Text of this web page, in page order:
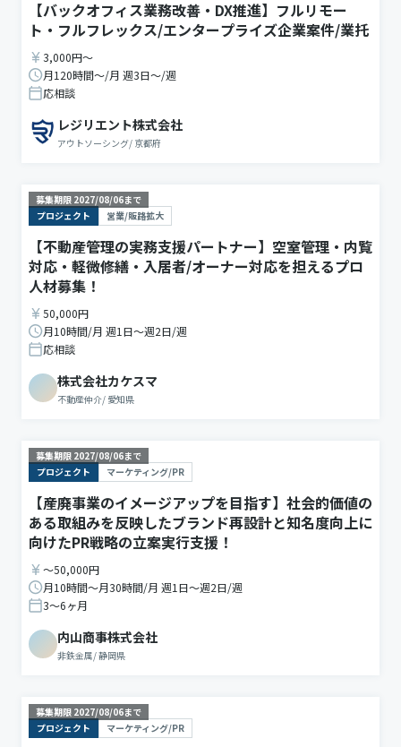
【バックオフィス業務改善・DX推進】フルリモー
ト・フルフレックス/エンタープライズ企業案件/業托
3,000円〜
月120時間〜/月 週3日〜/週
応相談
レジリエント株式会社
アウトソーシング/ 京都府
募集期限 2027/08/06まで
プロジェクト
営業/販路拡大
【不動産管理の実務支援パートナー】空室管理・内覧
対応・軽微修繕・入居者/オーナー対応を担えるプロ
人材募集！
50,000円
月10時間/月 週1日〜週2日/週
応相談
株式会社カケスマ
不動産仲介/ 愛知県
募集期限 2027/08/06まで
プロジェクト
マーケティング/PR
【産廃事業のイメージアップを目指す】社会的価値の
ある取組みを反映したブランド再設計と知名度向上に
向けたPR戦略の立案実行支援！
〜50,000円
月10時間〜月30時間/月 週1日〜週2日/週
3〜6ヶ月
内山商事株式会社
非鉄金属/静岡県
募集期限 2027/08/06まで
プロジェクト
マーケティング/PR